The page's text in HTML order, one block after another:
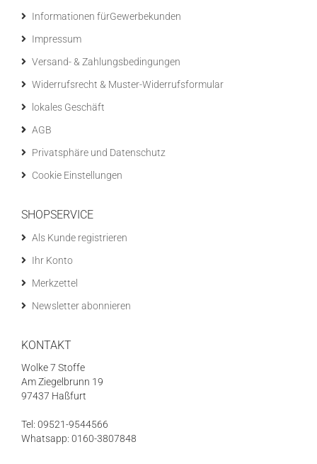
Informationen fürGewerbekunden
Impressum
Versand- & Zahlungsbedingungen
Widerrufsrecht & Muster-Widerrufsformular
lokales Geschäft
AGB
Privatsphäre und Datenschutz
Cookie Einstellungen
SHOPSERVICE
Als Kunde registrieren
Ihr Konto
Merkzettel
Newsletter abonnieren
KONTAKT
Wolke 7 Stoffe
Am Ziegelbrunn 19
97437 Haßfurt
Tel: 09521-9544566
Whatsapp: 0160-3807848